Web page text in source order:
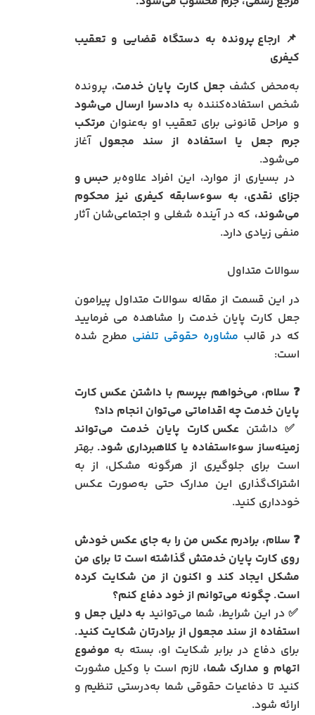
📌ارجاع پرونده به دستگاه قضایی و تعقیب
کیفری
به‌محض کشفجعل کارت پایان خدمت، پرونده
شخص استفاده‌کننده بهدادسرا ارسال می‌شود
و مراحل قانونی برای تعقیب او به‌عنوان مرتکب
جرم جعل یا استفاده از سند مجعول آغاز
می‌شود.
در بسیاری از موارد، این افراد علاوه‌برحبس و
جزای نقدی، به سوءسابقه کیفری نیز محکوم
می‌شوند، که در آینده شغلی و اجتماعی‌شان آثار
منفی زیادی دارد.
سوالات متداول
در این قسمت از مقاله سوالات متداول پیرامون
جعل کارت پایان خدمت را مشاهده می فرمایید
که در قالب مشاوره حقوقی تلفنی مطرح شده
است:
❓ سلام، می‌خواهم بپرسم با داشتن عکس کارت
پایان خدمت چه اقداماتی می‌توان انجام داد؟
✅ داشتن عکس کارت پایان خدمت می‌تواند
زمینه‌ساز سوءاستفاده یا کلاهبرداری شود. بهتر
است برای جلوگیری از هرگونه مشکل، از به
اشتراک‌گذاری این مدارک حتی به‌صورت عکس
خودداری کنید.
❓ سلام، برادرم عکس من را به جای عکس خودش
روی کارت پایان خدمتش گذاشته است تا برای من
مشکل ایجاد کند و اکنون از من شکایت کرده
است. چگونه می‌توانم از خود دفاع کنم؟
✅ در این شرایط، شما می‌توانید به دلیل جعل و
استفاده از سند مجعول از برادرتان شکایت کنید.
برای دفاع در برابر شکایت او، بسته به موضوع
اتهام و مدارک شما، لازم است با وکیل مشورت
کنید تا دفاعیات حقوقی شما به‌درستی تنظیم و
ارائه شود.